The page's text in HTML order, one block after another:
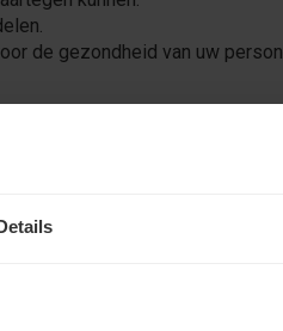
de gezondheid van uw
op de soort tegel: harde,
, en